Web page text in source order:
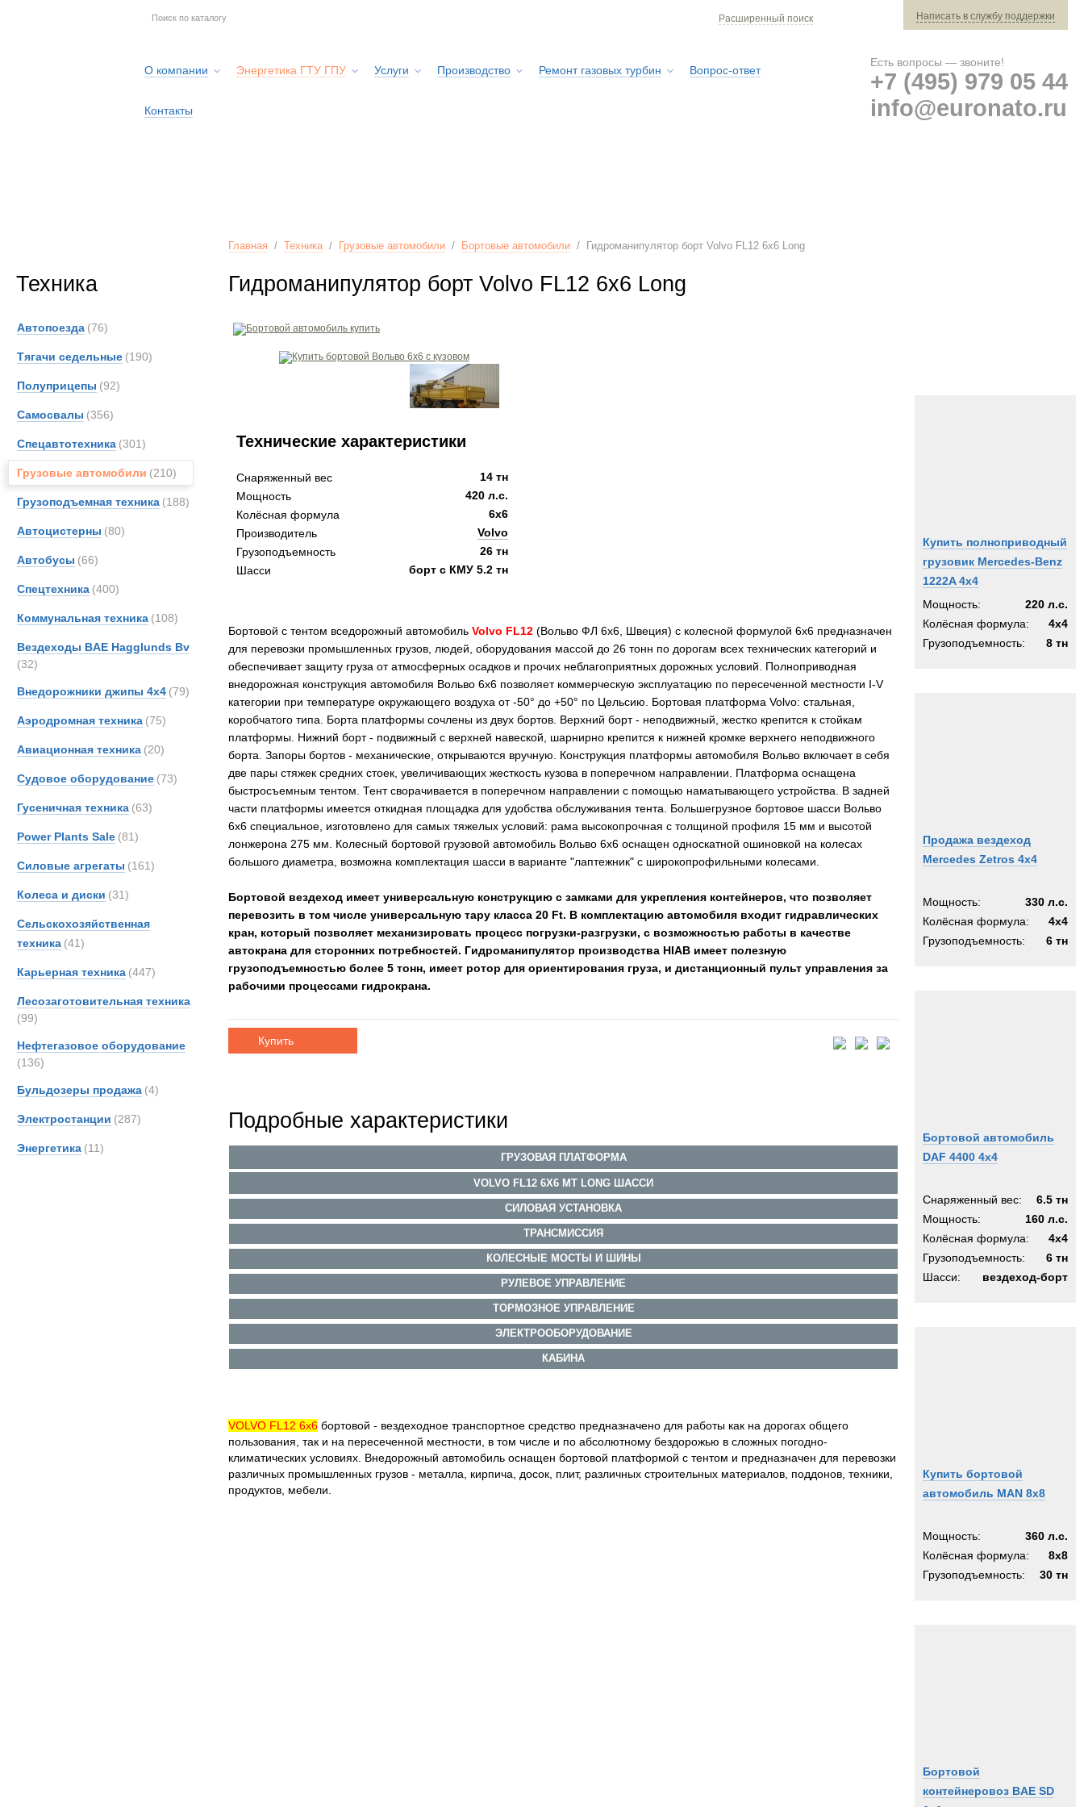
Расширенный поиск Написать в службу поддержки
О компании Энергетика ГТУ ГПУ Услуги Производство Ремонт газовых турбин Вопрос-ответ
Контакты
Есть вопросы — звоните!
+7 (495) 979 05 44
info@euronato.ru
Техника
Автопоезда (76)
Тягачи седельные (190)
Полуприцепы (92)
Самосвалы (356)
Спецавтотехника (301)
Грузовые автомобили (210)
Грузоподъемная техника (188)
Автоцистерны (80)
Автобусы (66)
Спецтехника (400)
Коммунальная техника (108)
Вездеходы BAE Hagglunds Bv
(32)
Внедорожники джипы 4х4 (79)
Аэродромная техника (75)
Авиационная техника (20)
Судовое оборудование (73)
Гусеничная техника (63)
Power Plants Sale (81)
Силовые агрегаты (161)
Колеса и диски (31)
Сельскохозяйственная
техника (41)
Карьерная техника (447)
Лесозаготовительная техника
(99)
Нефтегазовое оборудование
(136)
Бульдозеры продажа (4)
Электростанции (287)
Энергетика (11)
Главная / Техника/ Грузовые автомобили / Бортовые автомобили / Гидроманипулятор борт Volvo FL12 6x6 Long
Гидроманипулятор борт Volvo FL12 6x6 Long
Купить полноприводный
грузовик Mercedes-Benz
1222A 4x4
Мощность:
220 л.с.
Колёсная формула:
4x4
Грузоподъемность:
8 тн
Продажа вездеход
Mercedes Zetros 4x4
Мощность:
330 л.с.
Колёсная формула:
4x4
Грузоподъемность:
6 тн
Бортовой автомобиль
DAF 4400 4x4
Снаряженный вес:
6.5 тн
Мощность:
160 л.с.
Колёсная формула:
4x4
Грузоподъемность:
6 тн
Шасси:
вездеход-борт
Купить бортовой
автомобиль MAN 8x8
Мощность:
360 л.с.
Колёсная формула:
8x8
Грузоподъемность:
30 тн
Бортовой
контейнеровоз BAE SD
Технические характеристики
Снаряженный вес
14 тн
Мощность
420 л.с.
Колёсная формула
6x6
Производитель
Volvo
Грузоподъемность
26 тн
Шасси
борт с КМУ 5.2 тн
Бортовой с тентом вседорожный автомобиль Volvo FL12 (Вольво ФЛ 6х6, Швеция) с колесной формулой 6х6 предназначен
для перевозки промышленных грузов, людей, оборудования массой до 26 тонн по дорогам всех технических категорий и
обеспечивает защиту груза от атмосферных осадков и прочих неблагоприятных дорожных условий. Полноприводная
внедорожная конструкция автомобиля Вольво 6х6 позволяет коммерческую эксплуатацию по пересеченной местности I-V
категории при температуре окружающего воздуха от -50° до +50° по Цельсию. Бортовая платформа Volvo: стальная,
коробчатого типа. Борта платформы сочлены из двух бортов. Верхний борт - неподвижный, жестко крепится к стойкам
платформы. Нижний борт - подвижный с верхней навеской, шарнирно крепится к нижней кромке верхнего неподвижного
борта. Запоры бортов - механические, открываются вручную. Конструкция платформы автомобиля Вольво включает в себя
две пары стяжек средних стоек, увеличивающих жесткость кузова в поперечном направлении. Платформа оснащена
быстросъемным тентом. Тент сворачивается в поперечном направлении с помощью наматывающего устройства. В задней
части платформы имеется откидная площадка для удобства обслуживания тента. Большегрузное бортовое шасси Вольво
6х6 специальное, изготовлено для самых тяжелых условий: рама высокопрочная с толщиной профиля 15 мм и высотой
лонжерона 275 мм. Колесный бортовой грузовой автомобиль Вольво 6х6 оснащен односкатной ошиновкой на колесах
большого диаметра, возможна комплектация шасси в варианте "лаптежник" с широкопрофильными колесами.
Бортовой вездеход имеет универсальную конструкцию с замками для укрепления контейнеров, что позволяет
перевозить в том числе универсальную тару класса 20 Ft. В комплектацию автомобиля входит гидравлических
кран, который позволяет механизировать процесс погрузки-разгрузки, с возможностью работы в качестве
автокрана для сторонних потребностей. Гидроманипулятор производства HIAB имеет полезную
грузоподъемностью более 5 тонн, имеет ротор для ориентирования груза, и дистанционный пульт управления за
рабочими процессами гидрокрана.
Купить
Подробные характеристики
ГРУЗОВАЯ ПЛАТФОРМА
VOLVO FL12 6Х6 MT LONG ШАССИ
СИЛОВАЯ УСТАНОВКА
ТРАНСМИССИЯ
КОЛЕСНЫЕ МОСТЫ И ШИНЫ
РУЛЕВОЕ УПРАВЛЕНИЕ
ТОРМОЗНОЕ УПРАВЛЕНИЕ
ЭЛЕКТРООБОРУДОВАНИЕ
КАБИНА
VOLVO FL12 6х6 бортовой - вездеходное транспортное средство предназначено для работы как на дорогах общего
пользования, так и на пересеченной местности, в том числе и по абсолютному бездорожью в сложных погодно-
климатических условиях. Внедорожный автомобиль оснащен бортовой платформой с тентом и предназначен для перевозки
различных промышленных грузов - металла, кирпича, досок, плит, различных строительных материалов, поддонов, техники,
продуктов, мебели.